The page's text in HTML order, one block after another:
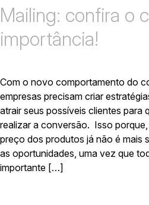
Mailing: confira o
importância!
Com o novo comportamento do
empresas precisam criar
atrair seus possíveis clientes para
realizar a conversão. Isso
preço dos produtos já não é mais
as oportunidades, uma vez que
importante […]